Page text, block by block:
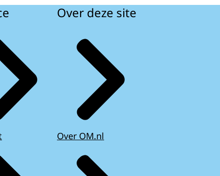
aangehouden.
wordt
die heeft
in de
onderzoek.
zal een
van de
Over deze site
Over OM.nl